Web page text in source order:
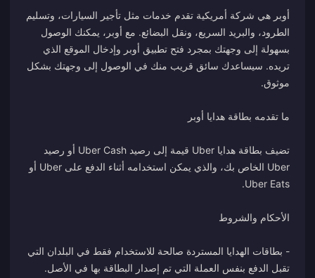
أوبر هي شركة أمريكية تقدم خدمات مثل تأجير السيارات، وتسليم
الطرود، والبريد السريع، ونقل البضائع. مع أوبر، يمكنك الوصول
بسهولة إلى وجهتك بمجرد فتح تطبيق أوبر وإدخال الموقع الذي
تريده. سيساعدك سائق قريب منك في الوصول إلى وجهتك بشكل
تضيف بطاقة هدايا Uber قيمة إلى رصيد Uber Cash أو رصيد
Uber الخاص بك، والذي يمكن استخدامه أثناء الدفع على Uber أو
- بطاقات الهدايا المستردة صالحة للاستخدام فقط في البلدان التي